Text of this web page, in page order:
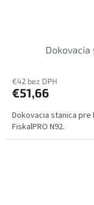
Dokovacia
€42 bez DPH
€51,66
Dokovacia stanica pre
FiskalPRO N92.